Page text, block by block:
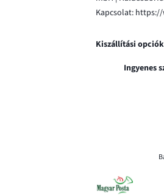
Kapcsolat:
Kiszállítási opciók
Ingyenes